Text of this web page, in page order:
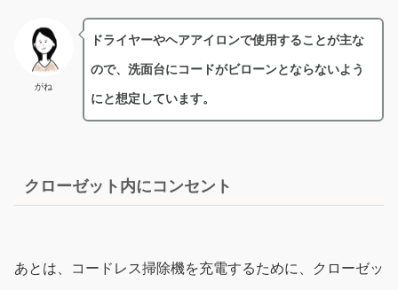
がね
ドライヤーやヘアアイロンで使用することが主な
ので、洗面台にコードがビローンとならないよう
にと想定しています。
クローゼット内にコンセント
あとは、コードレス掃除機を充電するために、クローゼッ